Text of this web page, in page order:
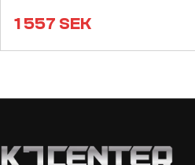
1 557 SEK